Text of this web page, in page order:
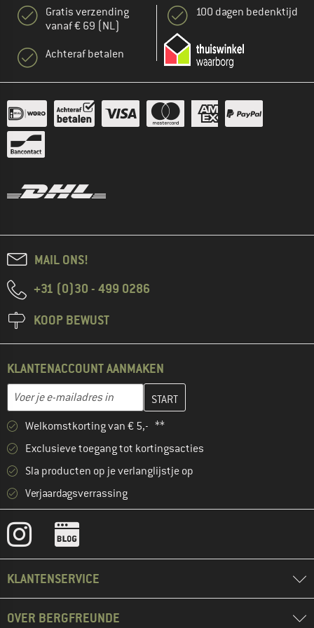
Gratis verzending
vanaf € 69 (NL)
Achteraf betalen
100 dagen bedenktijd
MAIL ONS!
+31 (0)30 - 499 0286
KOOP BEWUST
KLANTENACCOUNT AANMAKEN
E-mailadres
Vul je e-mailadres hier in en maak in de volgende stap je
Welkomstkorting van € 5,- **
Exclusieve toegang tot kortingsacties
Sla producten op je verlanglijstje op
Verjaardagsverrassing
KLANTENSERVICE
OVER BERGFREUNDE